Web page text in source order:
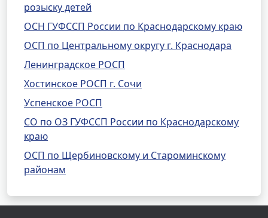
розыску детей
ОСН ГУФССП России по Краснодарскому краю
ОСП по Центральному округу г. Краснодара
Ленинградское РОСП
Хостинское РОСП г. Сочи
Успенское РОСП
СО по ОЗ ГУФССП России по Краснодарскому
краю
ОСП по Щербиновскому и Староминскому
районам